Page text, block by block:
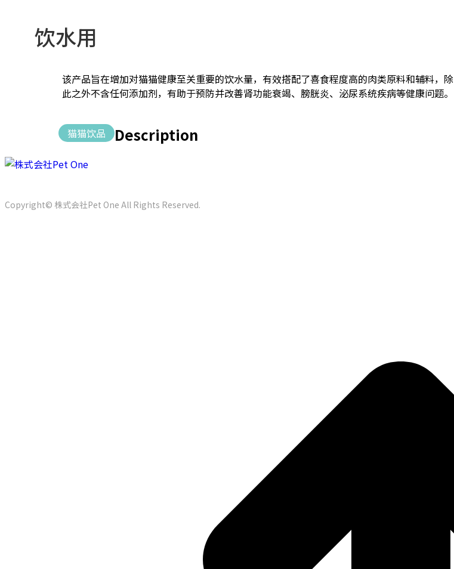
饮水用
该产品旨在增加对猫猫健康至关重要的饮水量，有效搭配了喜食程度高的肉类原料和辅料，除
此之外不含任何添加剂，有助于预防并改善肾功能衰竭、膀胱炎、泌尿系统疾病等健康问题。
猫猫饮品 Description
Copyright© 株式会社Pet One All Rights Reserved.